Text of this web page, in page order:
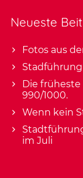
Neueste
Fotos aus
Stadführung
Die
990/1000.
Wenn kein
im Juli